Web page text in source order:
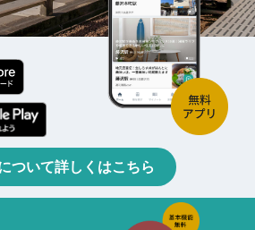
ついて詳しくはこちら